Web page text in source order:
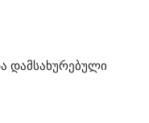
დამსახურებული